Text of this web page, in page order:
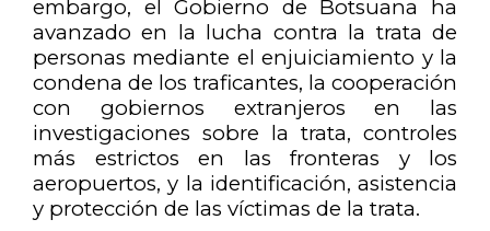
embargo, el Gobierno de Botsuana ha
avanzado en la lucha contra la trata de
personas mediante el enjuiciamiento y la
condena de los traficantes, la cooperación
con gobiernos extranjeros en las
investigaciones sobre la trata, controles
más estrictos en las fronteras y los
aeropuertos, y la identificación, asistencia
y protección de las víctimas de la trata.